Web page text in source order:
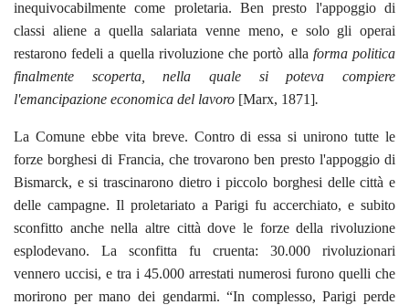
inequivocabilmente come proletaria. Ben presto l'appoggio di
classi aliene a quella salariata venne meno, e solo gli operai
restarono fedeli a quella rivoluzione che portò alla forma politica
finalmente scoperta,
nella quale si poteva compiere
l'emancipazione economica del lavoro [Marx, 1871].
La Comune ebbe vita breve. Contro di essa si unirono tutte le
forze borghesi di Francia, che trovarono ben presto l'appoggio di
Bismarck, e si trascinarono dietro i piccolo borghesi delle città e
delle campagne. Il proletariato a Parigi fu accerchiato, e subito
sconfitto anche nella altre città dove le forze della rivoluzione
esplodevano. La sconfitta fu cruenta: 30.000 rivoluzionari
vennero uccisi, e tra i 45.000 arrestati numerosi furono quelli che
morirono per mano dei gendarmi. “In complesso, Parigi perde